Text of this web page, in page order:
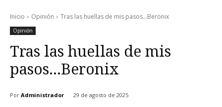
Inicio Opinión Tras las huellas de mis pasos...Beronix
Opinión
Tras las huellas de mis
pasos…Beronix
Por Administrador 29 de agosto de 2025